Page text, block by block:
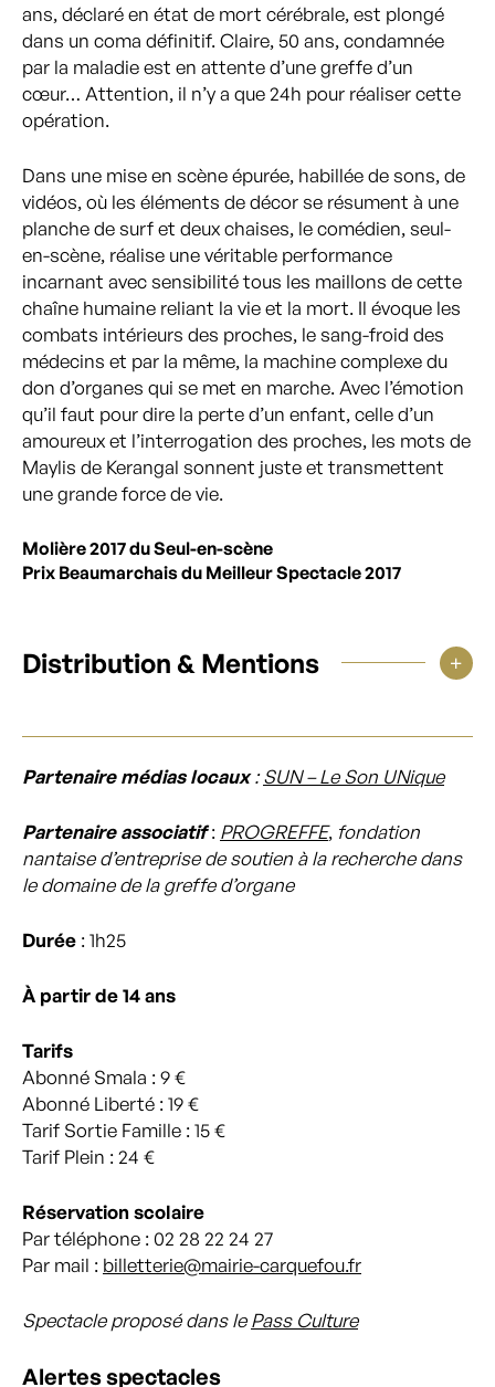
ans, déclaré en état de mort cérébrale, est plongé
dans un coma définitif. Claire, 50 ans, condamnée
par la maladie est en attente d’une greffe d’un
cœur… Attention, il n’y a que 24h pour réaliser cette
opération.
Dans une mise en scène épurée, habillée de sons, de
vidéos, où les éléments de décor se résument à une
planche de surf et deux chaises, le comédien, seul-
en-scène, réalise une véritable performance
incarnant avec sensibilité tous les maillons de cette
chaîne humaine reliant la vie et la mort. Il évoque les
combats intérieurs des proches, le sang-froid des
médecins et par la même, la machine complexe du
don d’organes qui se met en marche. Avec l’émotion
qu’il faut pour dire la perte d’un enfant, celle d’un
amoureux et l’interrogation des proches, les mots de
Maylis de Kerangal sonnent juste et transmettent
une grande force de vie.
Molière 2017 du Seul-en-scène
Prix Beaumarchais du Meilleur Spectacle 2017
Distribution & Mentions
Partenaire médias locaux:SUN – Le Son UNique
Partenaire associatif: PROGREFFE, fondation
nantaise d’entreprise de soutien à la recherche dans
le domaine de la greffe d’organe
Durée : 1h25
À partir de 14 ans
Tarifs
Abonné Smala : 9 €
Abonné Liberté : 19 €
Tarif Sortie Famille : 15 €
Tarif Plein : 24 €
Réservation scolaire
Par téléphone : 02 28 22 24 27
Par mail : billetterie@mairie-carquefou.fr
Spectacle proposé dans lePass Culture
Alertes spectacles